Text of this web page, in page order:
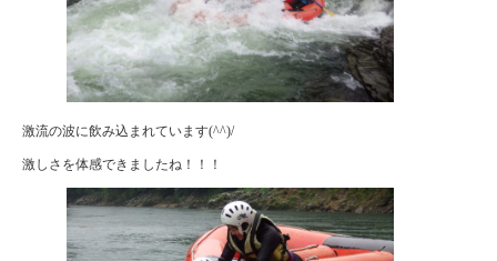
激流の波に飲み込まれています(^^)/
激しさを体感できましたね！！！